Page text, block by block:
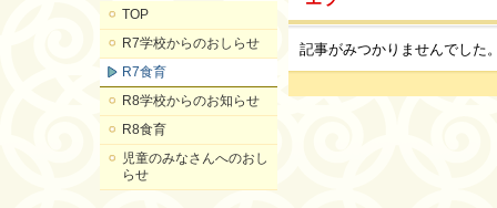
TOP
R7学校からのおしらせ
R7食育
R8学校からのお知らせ
R8食育
児童のみなさんへのおし
らせ
記事がみつかりませんでした